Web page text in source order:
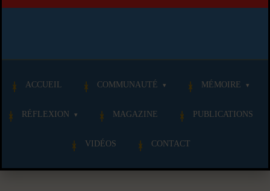
ACCUEIL COMMUNAUTÉ MÉMOIRE
RÉFLEXION MAGAZINE PUBLICATIONS
VIDÉOS CONTACT